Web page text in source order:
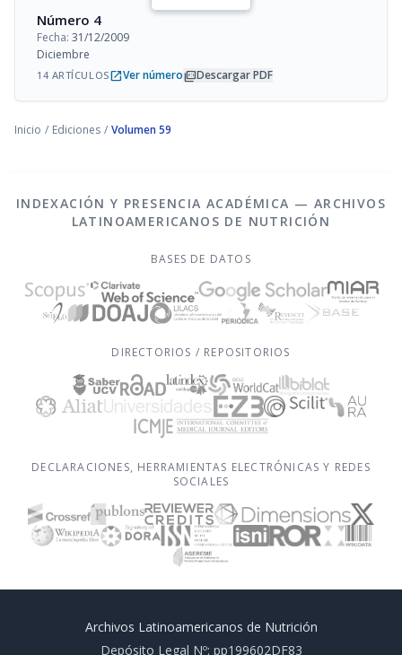
Número 4
Fecha: 31/12/2009
Diciembre
14 ARTÍCULOSopen_in_newVer númeropicture_as_pdfDescargar PDF
Inicio / Ediciones / Volumen 59
INDEXACIÓN Y PRESENCIA ACADÉMICA — ARCHIVOS
LATINOAMERICANOS DE NUTRICIÓN
BASES DE DATOS
DIRECTORIOS / REPOSITORIOS
DECLARACIONES, HERRAMIENTAS ELECTRÓNICAS Y REDES
SOCIALES
Archivos Latinoamericanos de Nutrición
Depósito Legal Nº: pp199602DF83